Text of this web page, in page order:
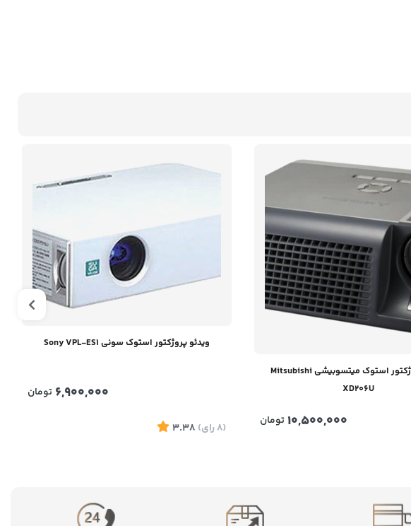
ویدئو پروژکتور استوک میتسوبیشی Mitsubishi
XD206U
10,500,000 تومان
ویدئو پروژکتور استوک سونی Sony VPL-ES1
6,900,000 تومان
(8 رای)
3.38